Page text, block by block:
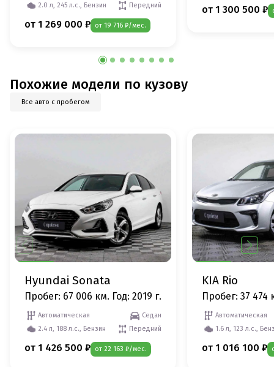
2.0 л, 245 л.с., Бензин
Передний
от 1 269 000 ₽ от 19 716 ₽/мес.
от 1 300 500 ₽
Похожие модели по кузову
Все авто с пробегом
Hyundai Sonata
Пробег: 67 006 км. Год: 2019 г.
Автоматическая
Седан
2.4 л, 188 л.с., Бензин
Передний
от 1 426 500 ₽ от 22 163 ₽/мес.
KIA Rio
Пробег: 37 474
Автоматическая
1.6 л, 123 л.с.,
от 1 016 100 ₽